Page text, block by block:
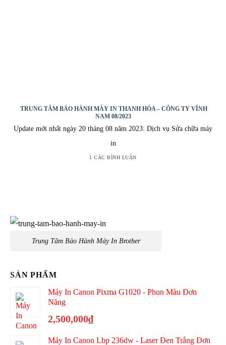
TRUNG TÂM BẢO HÀNH MÁY IN THANH HÓA – CÔNG TY VĨNH
NAM 08/2023
Update mới nhất ngày 20 tháng 08 năm 2023: Dịch vụ Sửa chữa máy
in
1 CÁC BÌNH LUẬN
Trung Tâm Bảo Hành Máy In Brother
SẢN PHẨM
Máy In Canon Pixma G1020 - Phun Màu Đơn
Năng
2,500,000₫
Máy In Canon Lbp 236dw - Laser Đen Trắng Đơn